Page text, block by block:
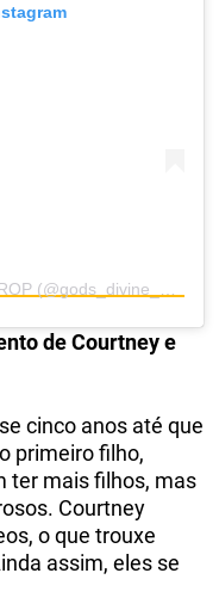
de Courtney e
cinco anos até que
primeiro filho,
ter mais filhos, mas
Courtney
o que trouxe
assim, eles se